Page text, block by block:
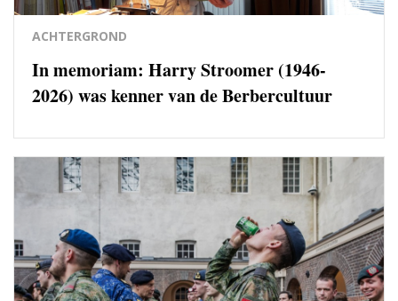
ACHTERGROND
In memoriam: Harry Stroomer (1946-
2026) was kenner van de Berbercultuur